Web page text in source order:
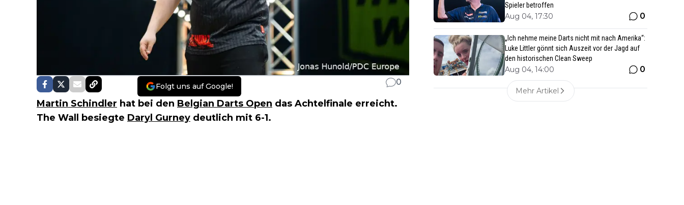
Folgt uns auf Google! 0
Martin Schindler hat bei den Belgian Darts Open das Achtelfinale erreicht.
The Wall besiegte Daryl Gurney deutlich mit 6-1.
Spieler betroffen
Aug 04, 17:30 0
„Ich nehme meine Darts nicht mit nach Amerika“:
Luke Littler gönnt sich Auszeit vor der Jagd auf
den historischen Clean Sweep
Aug 04, 14:00 0
Mehr Artikel